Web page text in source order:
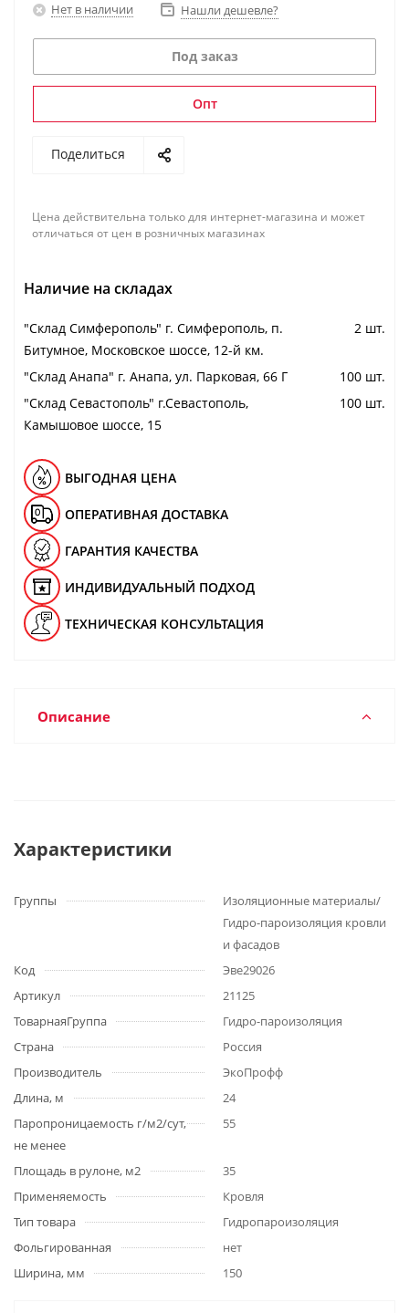
Нет в наличии Нашли дешевле?
Под заказ
Опт
Поделиться
Цена действительна только для интернет-магазина и может
отличаться от цен в розничных магазинах
Наличие на складах
"Cклад Симферополь" г. Симферополь, п.
Битумное, Московское шоссе, 12-й км.
2 шт.
"Cклад Анапа" г. Анапа, ул. Парковая, 66 Г
100 шт.
"Cклад Севастополь" г.Севастополь,
Камышовое шоссе, 15
100 шт.
ВЫГОДНАЯ ЦЕНА
ОПЕРАТИВНАЯ ДОСТАВКА
ГАРАНТИЯ КАЧЕСТВА
ИНДИВИДУАЛЬНЫЙ ПОДХОД
ТЕХНИЧЕСКАЯ КОНСУЛЬТАЦИЯ
Описание
Характеристики
Группы
Изоляционные материалы/
Гидро-пароизоляция кровли
и фасадов
Код
Эве29026
Артикул
21125
ТоварнаяГруппа
Гидро-пароизоляция
Страна
Россия
Производитель
ЭкоПрофф
Длина, м
24
Паропроницаемость г/м2/сут,
не менее
55
Площадь в рулоне, м2
35
Применяемость
Кровля
Тип товара
Гидропароизоляция
Фольгированная
нет
Ширина, мм
150